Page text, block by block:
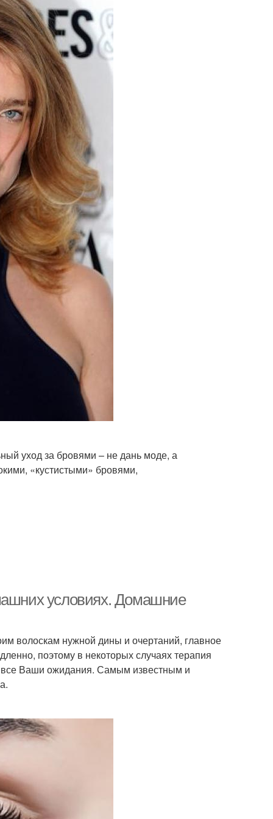
уход за бровями – не дань моде, а
«кустистыми» бровями,
условиях. Домашние
волоскам нужной дины и очертаний, главное
поэтому в некоторых случаях терапия
все Ваши ожидания. Самым известным и